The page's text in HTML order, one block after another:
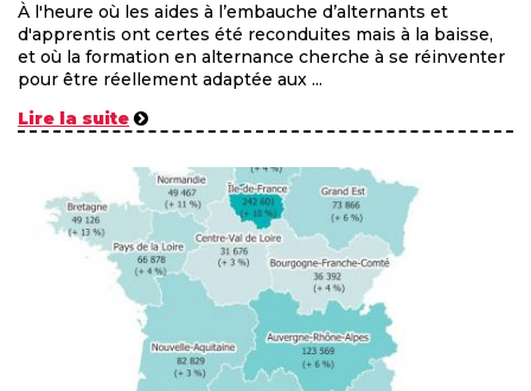
À l'heure où les aides à l’embauche d’alternants et
d'apprentis ont certes été reconduites mais à la baisse,
et où la formation en alternance cherche à se réinventer
pour être réellement adaptée aux ...
Lire la suite